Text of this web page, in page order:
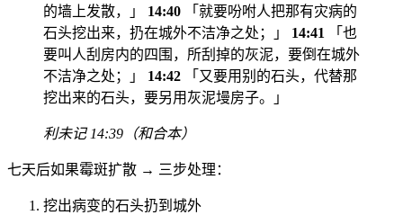
的墙上发散，」 14:40 「就要吩咐人把那有灾病的
石头挖出来，扔在城外不洁净之处；」 14:41
「也
要叫人刮房内的四围，所刮掉的灰泥，要倒在城外
不洁净之处；」 14:42 「又要用别的石头，代替那
挖出来的石头，要另用灰泥墁房子。」
利未记 14:39（和合本）
七天后如果霉斑扩散 → 三步处理：
挖出病变的石头扔到城外